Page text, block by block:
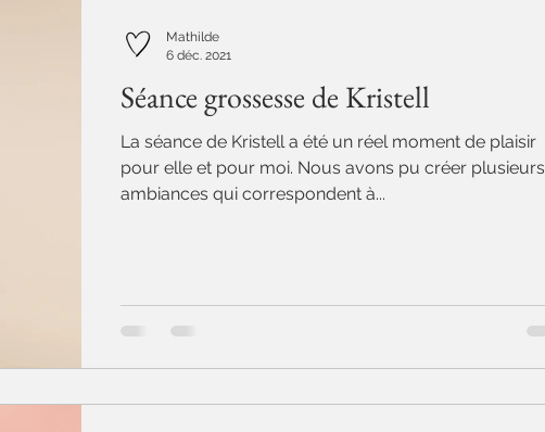
Séance grossesse de Kristell
La séance de Kristell a été un réel moment de plaisir
pour elle et pour moi. Nous avons pu créer plusieurs
ambiances qui correspondent à...
Mathilde
6 déc. 2021